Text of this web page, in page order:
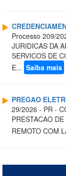
Processo 209/
JURIDICAS DA
SERVICOS DE
E... Saiba mais
PREGAO
29/2026 - PR -
PRESTACAO
REMOTO COM